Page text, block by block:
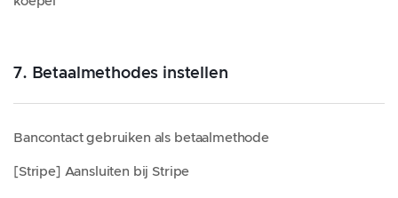
7. Betaalmethodes instellen
Bancontact gebruiken als betaalmethode
[Stripe] Aansluiten bij Stripe